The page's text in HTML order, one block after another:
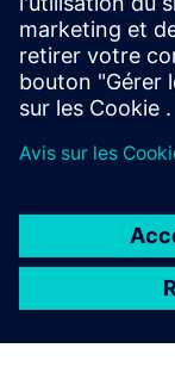
l'intégration du
propre produit